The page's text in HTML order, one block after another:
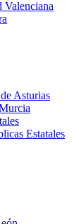
Valenciana
Asturias
Estatales